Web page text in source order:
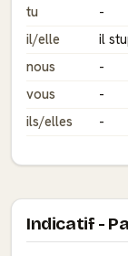
tu
-
il/elle
il
nous
-
vous
-
ils/elles
-
Indicatif -